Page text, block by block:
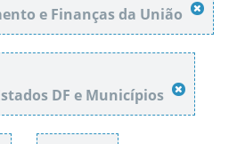
e Finanças da União
DF e Municípios